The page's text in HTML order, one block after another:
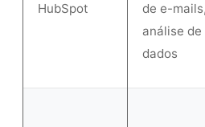
HubSpot
de e-mails,
análise de
dados